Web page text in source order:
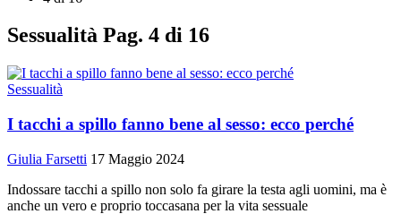
Sessualità Pag. 4 di 16
Sessualità
I tacchi a spillo fanno bene al sesso: ecco perché
Giulia Farsetti 17 Maggio 2024
Indossare tacchi a spillo non solo fa girare la testa agli uomini, ma è
anche un vero e proprio toccasana per la vita sessuale